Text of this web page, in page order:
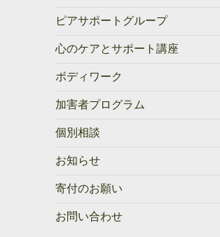
ピアサポートグループ
心のケアとサポート講座
ボディワーク
加害者プログラム
個別相談
お知らせ
寄付のお願い
お問い合わせ